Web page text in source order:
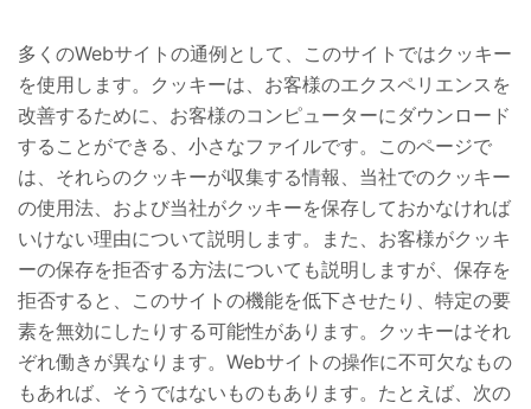
多くのWebサイトの通例として、このサイトではクッキー
を使用します。クッキーは、お客様のエクスペリエンスを
改善するために、お客様のコンピューターにダウンロード
することができる、小さなファイルです。このページで
は、それらのクッキーが収集する情報、当社でのクッキー
の使用法、および当社がクッキーを保存しておかなければ
いけない理由について説明します。また、お客様がクッキ
ーの保存を拒否する方法についても説明しますが、保存を
拒否すると、このサイトの機能を低下させたり、特定の要
素を無効にしたりする可能性があります。クッキーはそれ
ぞれ働きが異なります。 Webサイトの操作に不可欠なもの
もあれば、そうではないものもあります。たとえば、次の